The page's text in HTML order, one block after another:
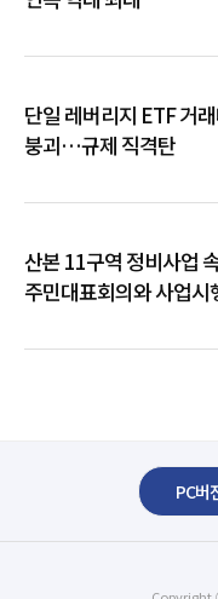
단일 레버리지 ETF 거
붕괴…규제 직격탄
산본 11구역 정비사업
주민대표회의와 사업시
PC버